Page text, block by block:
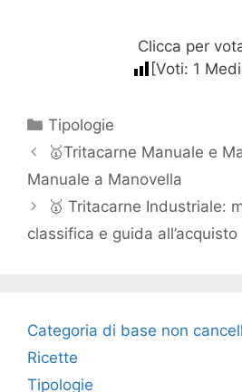
Clicca per
[Voti: 1
Categorie
Tipologie
🥇Tritacarne Manuale e
Manuale a Manovella
🥇 Tritacarne Industriale:
classifica e guida all’acquisto
Categoria di base non
Ricette
Tipologie